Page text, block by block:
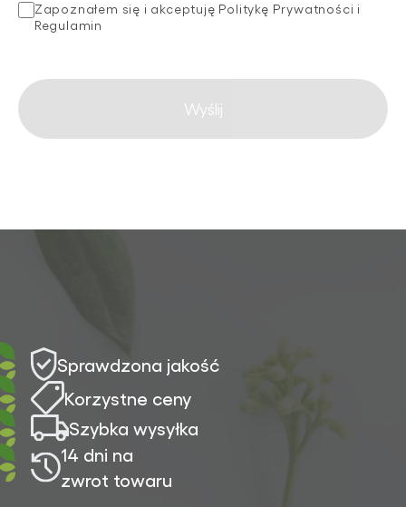
Zapoznałem się i akceptuję Politykę Prywatności i
Regulamin
Wyślij
Sprawdzona jakość
Korzystne ceny
Szybka wysyłka
14 dni na
zwrot towaru